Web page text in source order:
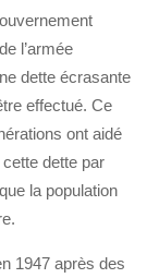
l’armée
dette écrasante
effectué. Ce
ont aidé
dette par
la population
1947 après des